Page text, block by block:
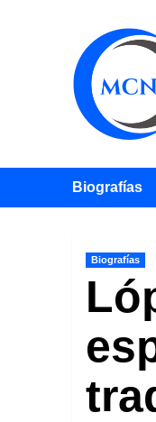
Biografías
Biografías